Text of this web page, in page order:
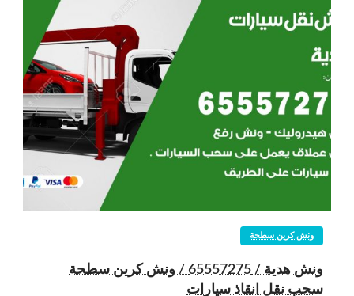
ونش كرين سطحة
ونش هدية / 65557275 / ونش كرين سطحة
سحب نقل انقاذ سيارات